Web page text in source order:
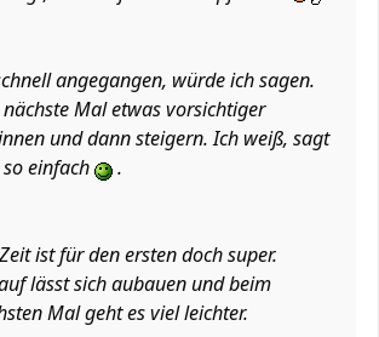
angegangen, würde ich sagen.
nächste Mal etwas vorsichtiger
und dann steigern. Ich weiß, sagt
einfach
.
ist für den ersten doch super.
lässt sich aubauen und beim
Mal geht es viel leichter.